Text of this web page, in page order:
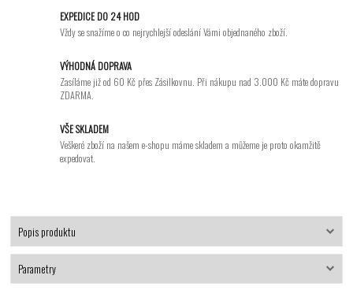
EXPEDICE DO 24 HOD
Vždy se snažíme o co nejrychlejší odeslání Vámi objednaného zboží.
VÝHODNÁ DOPRAVA
Zasíláme již od 60 Kč přes Zásilkovnu. Při nákupu nad 3.000 Kč máte dopravu
ZDARMA.
VŠE SKLADEM
Veškeré zboží na našem e-shopu máme skladem a můžeme je proto okamžitě
expedovat.
Popis produktu
Parametry